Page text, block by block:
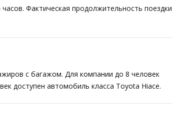
Фактическая продолжительность поездки
с багажом. Для компании до 8 человек
доступен автомобиль класса Toyota Hiace.